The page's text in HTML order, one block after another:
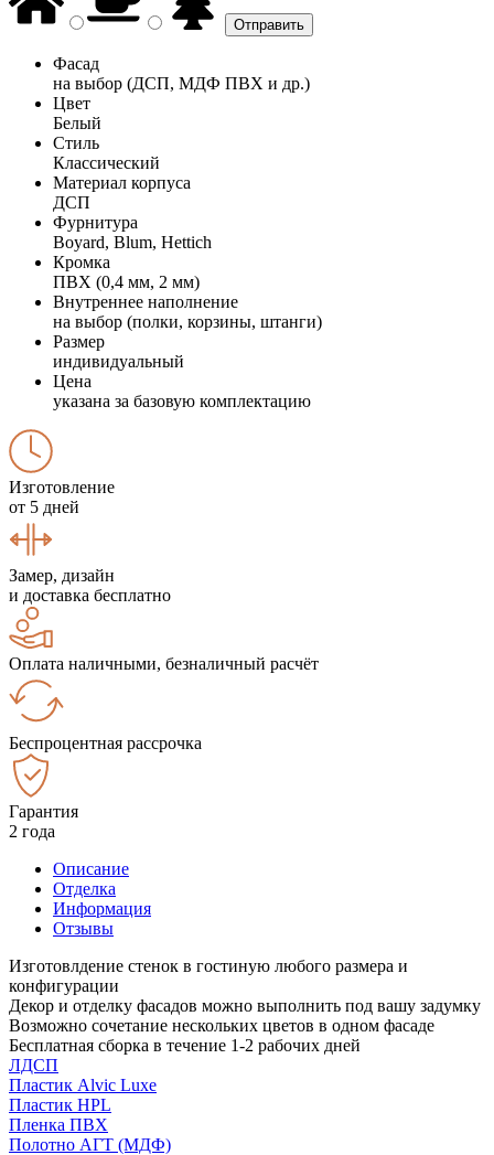
Фасад
на выбор (ДСП, МДФ ПВХ и др.)
Цвет
Белый
Стиль
Классический
Материал корпуса
ДСП
Фурнитура
Boyard, Blum, Hettich
Кромка
ПВХ (0,4 мм, 2 мм)
Внутреннее наполнение
на выбор (полки, корзины, штанги)
Размер
индивидуальный
Цена
указана за базовую комплектацию
Изготовление
от 5 дней
Замер, дизайн
и доставка бесплатно
Оплата наличными, безналичный расчёт
Беспроцентная рассрочка
Гарантия
2 года
Описание
Отделка
Информация
Отзывы
Изготовлдение стенок в гостиную любого размера и
конфигурации
Декор и отделку фасадов можно выполнить под вашу задумку
Возможно сочетание нескольких цветов в одном фасаде
Бесплатная сборка в течение 1-2 рабочих дней
ЛДСП
Пластик Alvic Luxe
Пластик HPL
Пленка ПВХ
Полотно АГТ (МДФ)